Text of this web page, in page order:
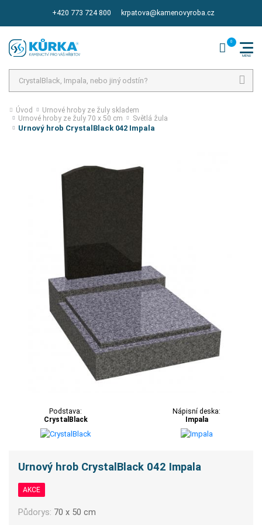
+420 773 724 800 krpatova@kamenovyroba.cz
Úvod
Urnové hroby ze žuly skladem
Urnové hroby ze žuly 70 x 50 cm
Světlá žula
Urnový hrob CrystalBlack 042 Impala
Podstava:
CrystalBlack
Nápisní deska:
Impala
Urnový hrob CrystalBlack 042 Impala
AKCE
Půdorys: 70 x 50 cm